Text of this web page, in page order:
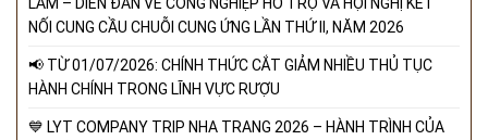
NỐI CUNG CẦU CHUỖI CUNG ỨNG LẦN THỨ II, NĂM 2026
📢 TỪ 01/07/2026: CHÍNH THỨC CẮT GIẢM NHIỀU THỦ TỤC
HÀNH CHÍNH TRONG LĨNH VỰC RƯỢU
💙 LYT COMPANY TRIP NHA TRANG 2026 – HÀNH TRÌNH CỦA